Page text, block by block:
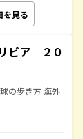
を見る
ビア ２０
の歩き方 海外